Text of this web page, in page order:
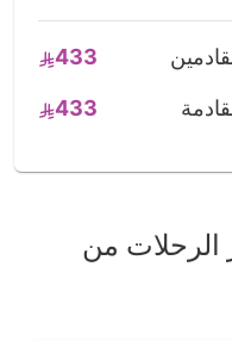
433
433
من